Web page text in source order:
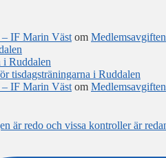
– IF Marin Väst om Medlemsavgiften
i Ruddalen
tisdagsträningarna i Ruddalen
– IF Marin Väst om Medlemsavgiften